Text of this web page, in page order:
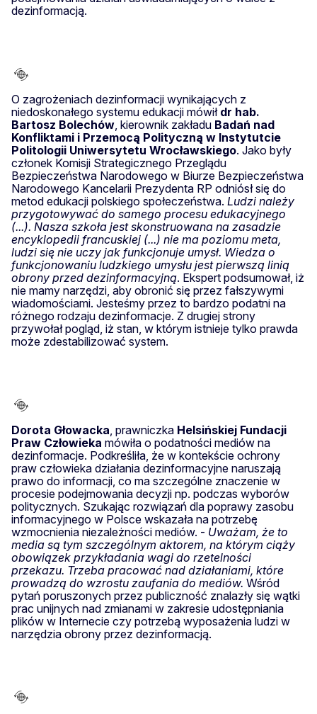
dezinformacją.
O zagrożeniach dezinformacji wynikających z
niedoskonałego systemu edukacji mówił dr hab.
Bartosz Bolechów , kierownik zakładu Badań nad
Konfliktami i Przemocą Polityczną w Instytutcie
Politologii Uniwersytetu Wrocławskiego. Jako były
członek Komisji Strategicznego Przeglądu
Bezpieczeństwa Narodowego w Biurze Bezpieczeństwa
Narodowego Kancelarii Prezydenta RP odniósł się do
metod edukacji polskiego społeczeństwa. Ludzi należy
przygotowywać do samego procesu edukacyjnego
(...). Nasza szkoła jest skonstruowana na zasadzie
encyklopedii francuskiej (...) nie ma poziomu meta,
ludzi się nie uczy jak funkcjonuje umysł. Wiedza o
funkcjonowaniu ludzkiego umysłu jest pierwszą linią
obrony przed dezinformacyjną. Ekspert podsumował, iż
nie mamy narzędzi, aby obronić się przez fałszywymi
wiadomościami. Jesteśmy przez to bardzo podatni na
różnego rodzaju dezinformacje. Z drugiej strony
przywołał pogląd, iż stan, w którym istnieje tylko prawda
może zdestabilizować system.
Dorota Głowacka , prawniczka Helsińskiej Fundacji
Praw Człowieka mówiła o podatności mediów na
dezinformacje. Podkreśliła, że w kontekście ochrony
praw człowieka działania dezinformacyjne naruszają
prawo do informacji, co ma szczególne znaczenie w
procesie podejmowania decyzji np. podczas wyborów
politycznych. Szukając rozwiązań dla poprawy zasobu
informacyjnego w Polsce wskazała na potrzebę
wzmocnienia niezależności mediów. - Uważam, że to
media są tym szczególnym aktorem, na którym ciąży
obowiązek przykładania wagi do rzetelności
przekazu. Trzeba pracować nad działaniami, które
prowadzą do wzrostu zaufania do mediów. Wśród
pytań poruszonych przez publiczność znalazły się wątki
prac unijnych nad zmianami w zakresie udostępniania
plików w Internecie czy potrzebą wyposażenia ludzi w
narzędzia obrony przez dezinformacją.